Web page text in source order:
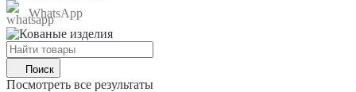
WhatsApp
Поиск
Посмотреть все результаты